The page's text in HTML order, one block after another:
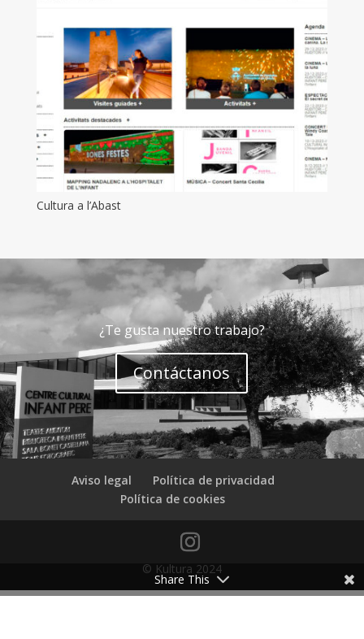
Cultura a l’Abast
¿Te gusta nuestro trabajo?
Contáctanos
Aviso legal
Política de privacidad
Política de cookies
© Kultura 2024
Share This